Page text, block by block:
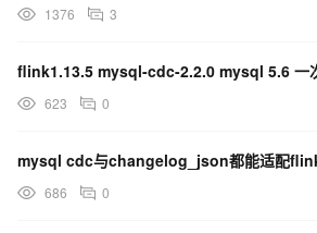
1376 3
flink1.13.5 mysql-cdc-2.2.0 mysql 5.6 一
623 0
mysql cdc与changelog_json都能适配
686 0